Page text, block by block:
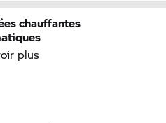
chauffantes
plus